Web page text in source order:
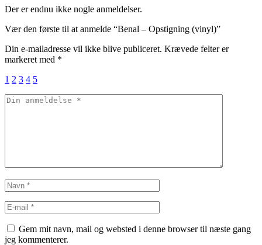
Der er endnu ikke nogle anmeldelser.
Vær den første til at anmelde “Benal – Opstigning (vinyl)”
Din e-mailadresse vil ikke blive publiceret. Krævede felter er
markeret med *
1 2 3 4 5
Gem mit navn, mail og websted i denne browser til næste gang
jeg kommenterer.